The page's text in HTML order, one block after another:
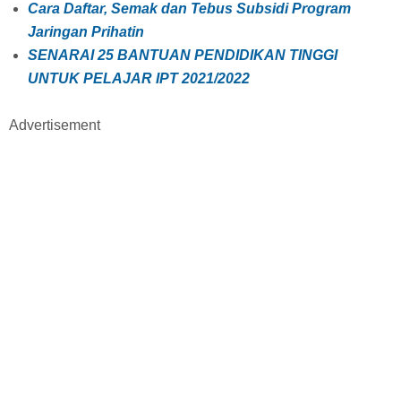
Cara Daftar, Semak dan Tebus Subsidi Program
Jaringan Prihatin
SENARAI 25 BANTUAN PENDIDIKAN TINGGI
UNTUK PELAJAR IPT 2021/2022
Advertisement